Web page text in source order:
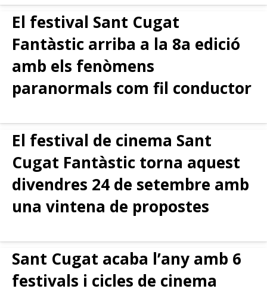
El festival Sant Cugat
Fantàstic arriba a la 8a edició
amb els fenòmens
paranormals com fil conductor
El festival de cinema Sant
Cugat Fantàstic torna aquest
divendres 24 de setembre amb
una vintena de propostes
Sant Cugat acaba l’any amb 6
festivals i cicles de cinema